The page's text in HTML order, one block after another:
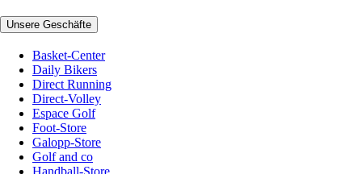
Unsere Geschäfte
Basket-Center
Daily Bikers
Direct Running
Direct-Volley
Espace Golf
Foot-Store
Galopp-Store
Golf and co
Handball-Store